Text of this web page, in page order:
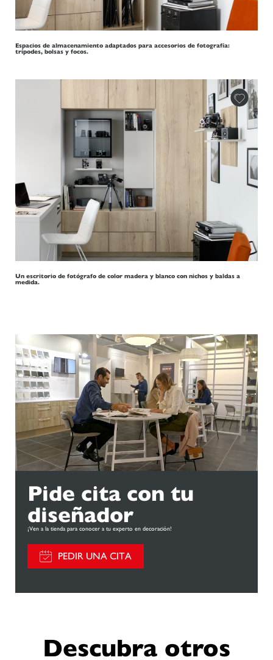
Espacios de almacenamiento adaptados para accesorios de fotografía:
trípodes, bolsas y focos.
Un escritorio de fotógrafo de color madera y blanco con nichos y baldas a
medida.
Pide cita con tu
diseñador
¡Ven a la tienda para conocer a tu experto en decoración!
PEDIR UNA CITA
Descubra otros